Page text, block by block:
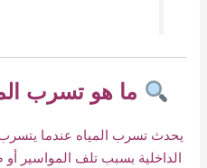
ما هو تسرب
يحدث تسرب المياه عندما يتسرب
الداخلية بسبب تلف المواسير أو